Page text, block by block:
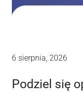
6 sierpnia, 2026
Podziel się